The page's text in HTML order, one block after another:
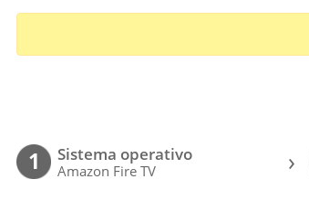
1 Sistema operativo
Amazon Fire TV ›